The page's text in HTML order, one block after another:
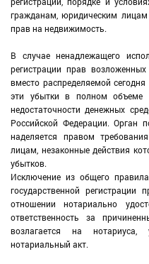
гражданам, юридическим
прав на недвижимость.
В случае ненадлежащего
регистрации прав
вместо распределяемой
эти убытки в полном объеме
недостаточности денежных
Российской Федерации. Орган
наделяется правом
лицам, незаконные действия
убытков.
Исключение из общего
государственной регистрации
отношении нотариально
ответственность за
возлагается на
нотариальный акт.